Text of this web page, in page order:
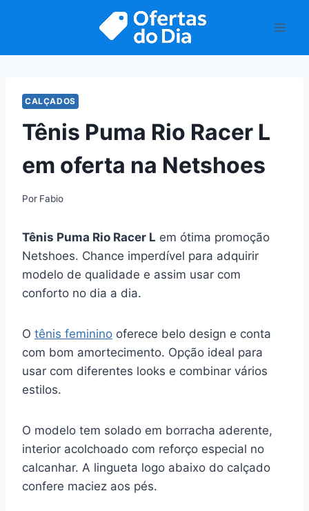
CALÇADOS
Tênis Puma Rio Racer L
em oferta na Netshoes
Por Fabio
Tênis Puma Rio Racer L em ótima promoção
Netshoes. Chance imperdível para adquirir
modelo de qualidade e assim usar com
conforto no dia a dia.
O tênis feminino oferece belo design e conta
com bom amortecimento. Opção ideal para
usar com diferentes looks e combinar vários
estilos.
O modelo tem solado em borracha aderente,
interior acolchoado com reforço especial no
calcanhar. A lingueta logo abaixo do calçado
confere maciez aos pés.